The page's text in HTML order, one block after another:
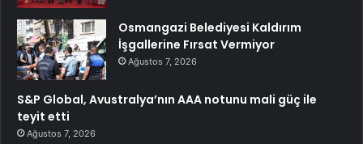
Osmangazi Belediyesi Kaldırım
İşgallerine Fırsat Vermiyor
Ağustos 7, 2026
S&P Global, Avustralya’nın AAA notunu mali güç ile
teyit etti
Ağustos 7, 2026